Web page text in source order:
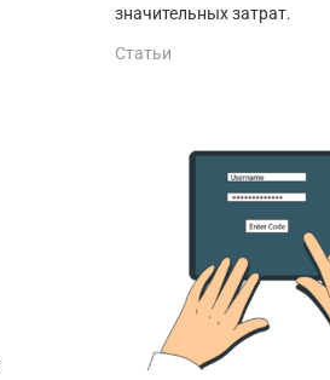
значительных затрат.
Статьи